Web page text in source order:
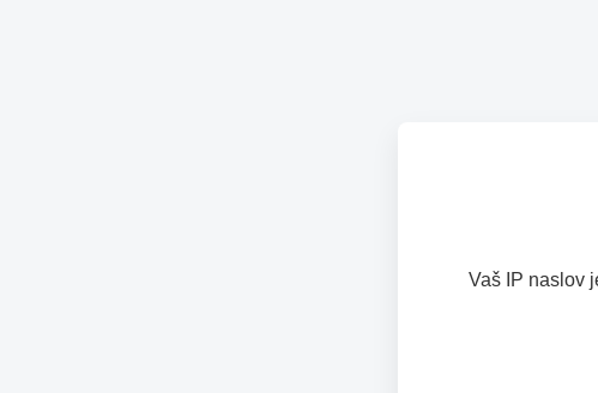
Vaš IP naslov